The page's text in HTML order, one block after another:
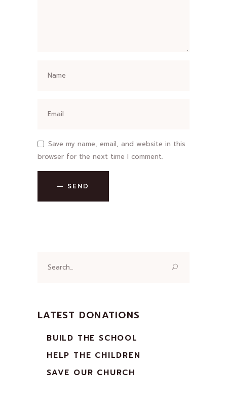
Save my name, email, and website in this
browser for the next time I comment.
SEND
LATEST DONATIONS
BUILD THE SCHOOL
HELP THE CHILDREN
SAVE OUR CHURCH